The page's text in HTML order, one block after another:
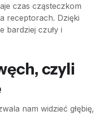
czas cząsteczkom
receptorach. Dzięki
bardziej czuły i
czyli
nam widzieć głębię,